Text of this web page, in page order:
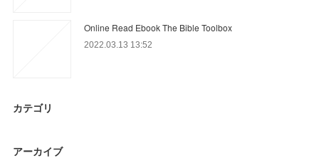
Online Read Ebook The Bible Toolbox
2022.03.13 13:52
カテゴリ
アーカイブ